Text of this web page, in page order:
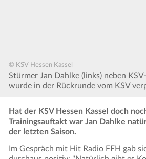
© KSV Hessen Kassel
Stürmer Jan Dahlke (links) neben
wurde in der Rückrunde vom KSV
Hat der KSV Hessen Kassel doch
Trainingsauftakt war Jan Dahlke
der letzten Saison.
Im Gespräch mit Hit Radio FFH gab